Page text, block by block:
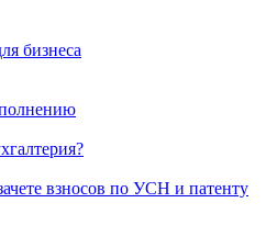
бизнеса
взносов по УСН и патенту